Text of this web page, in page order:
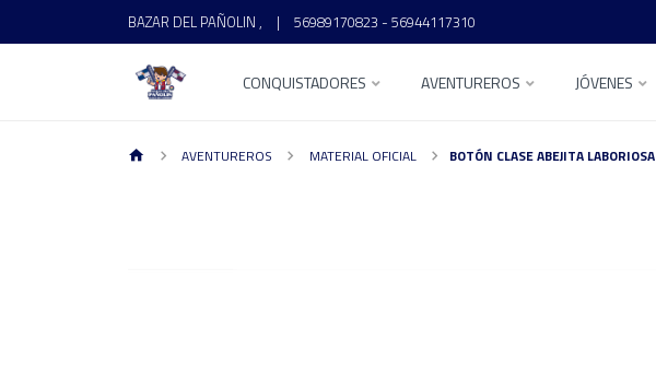
BAZAR DEL PAÑOLIN , | 56989170823 - 56944117310
CONQUISTADORES AVENTUREROS JÓVENES
AVENTUREROS MATERIAL OFICIAL BOTÓN CLASE ABEJITA LABORIOSA